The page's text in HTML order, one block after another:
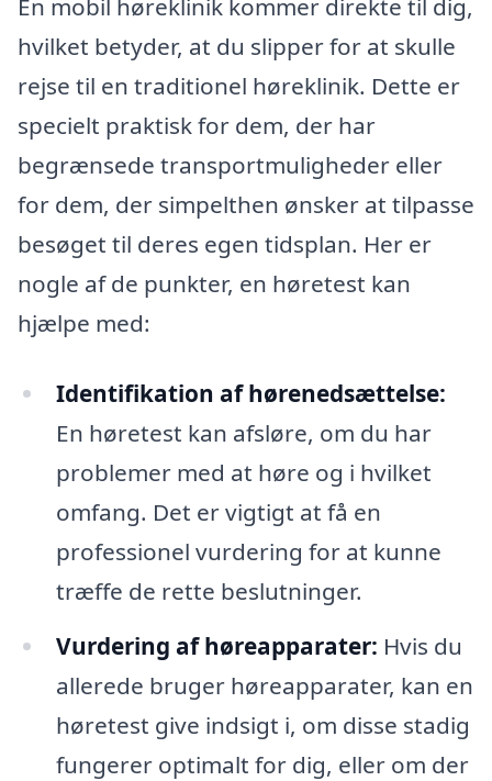
En mobil høreklinik kommer direkte til dig,
hvilket betyder, at du slipper for at skulle
rejse til en traditionel høreklinik. Dette er
specielt praktisk for dem, der har
begrænsede transportmuligheder eller
for dem, der simpelthen ønsker at tilpasse
besøget til deres egen tidsplan. Her er
nogle af de punkter, en høretest kan
hjælpe med:
Identifikation af hørenedsættelse:
En høretest kan afsløre, om du har
problemer med at høre og i hvilket
omfang. Det er vigtigt at få en
professionel vurdering for at kunne
træffe de rette beslutninger.
Vurdering af høreapparater: Hvis du
allerede bruger høreapparater, kan en
høretest give indsigt i, om disse stadig
fungerer optimalt for dig, eller om der